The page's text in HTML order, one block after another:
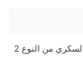
يمنع استخدام دواء Icandra Plus لعلاج مرضى السكري من النوع 2